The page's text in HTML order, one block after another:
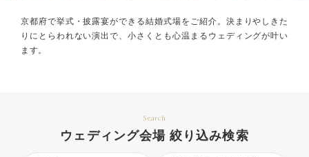
京都府で挙式・披露宴ができる結婚式場をご紹介。 決まりやしきた
りにとらわれない演出で、小さくとも心温まるウェディングが叶い
ます。
Search
ウェディング会場 絞り込み検索